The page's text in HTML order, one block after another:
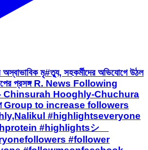
অস্বাভাবিক মৃ#ত্যু, সহকর্মীদের অভিযোগে উঠল
চাপের প্রসঙ্গ R. News Following
- Chinsurah Hooghly-Chuchura
Group to increase followers
#highlightseveryone
#highlightsシ゚
#follower